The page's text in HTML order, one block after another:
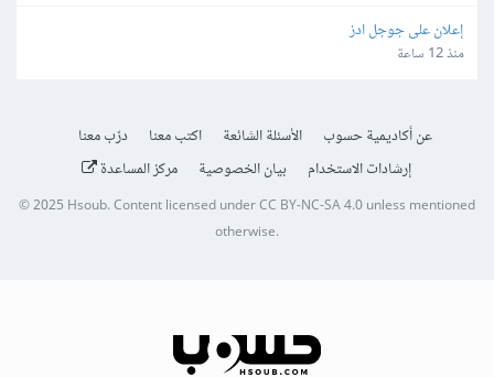
إعلان على جوجل ادز
منذ 12 ساعة
عن أكاديمية حسوب الأسئلة الشائعة اكتب معنا
درّب معنا
إرشادات الاستخدام
بيان الخصوصية مركز المساعدة
© 2025 Hsoub.Content licensed underCC BY-NC-SA 4.0unless mentioned
otherwise.